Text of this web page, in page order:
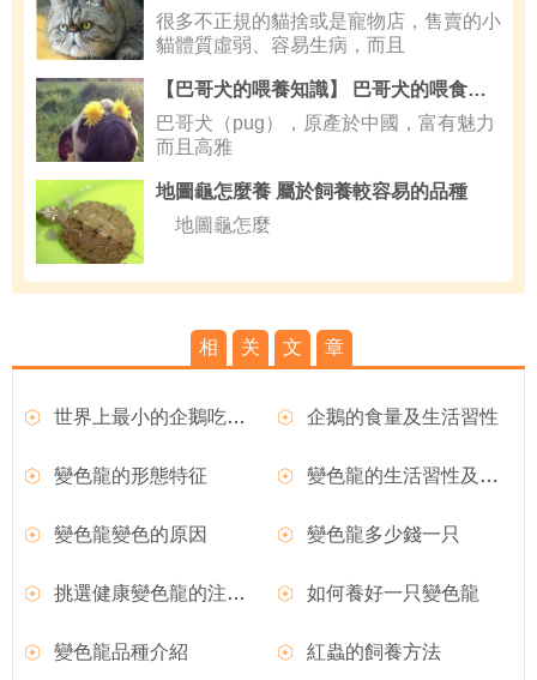
很多不正規的貓捨或是寵物店，售賣的小
貓體質虛弱、容易生病，而且
【巴哥犬的喂養知識】 巴哥犬的喂食要點
巴哥犬（pug），原產於中國，富有魅力
而且高雅
地圖龜怎麼養 屬於飼養較容易的品種
地圖龜怎麼
相 关 文 章
世界上最小的企鵝吃什麼？ 企鵝的食量及生活習性
變色龍的形態特征 變色龍的生活習性及變色現象
變色龍變色的原因 變色龍多少錢一只
挑選健康變色龍的注意事項 如何養好一只變色龍
變色龍品種介紹 紅蟲的飼養方法